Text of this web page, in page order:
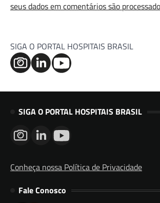
seus dados em comentários são
SIGA O PORTAL HOSPITAIS BRASIL
SIGA O PORTAL HOSPITAIS BRASIL
Conheça nossa Política de Privacidade
Fale Conosco